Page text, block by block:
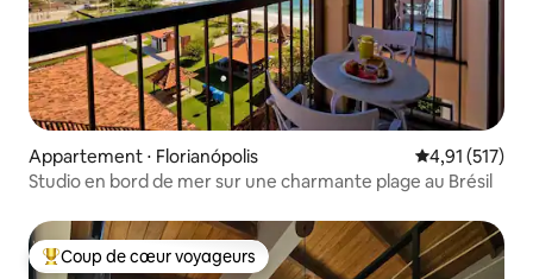
Appartement ⋅ Florianópolis Évaluation
4,91 (517)
Studio en bord de mer sur une charmante plage au Brésil
Coups de cœur voyageurs les plus appréciés
Coup de cœur voyageurs